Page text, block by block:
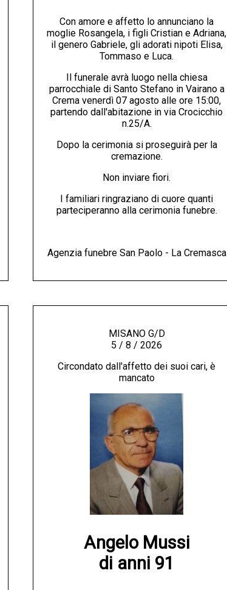
Con amore e affetto lo annunciano la
moglie Rosangela, i figli Cristian e Adriana,
il genero Gabriele, gli adorati nipoti Elisa,
Tommaso e Luca.
Il funerale avrà luogo nella chiesa
parrocchiale di Santo Stefano in Vairano a
Crema venerdì 07 agosto alle ore 15:00,
partendo dall'abitazione in via Crocicchio
n.25/A.
Dopo la cerimonia si proseguirà per la
cremazione.
Non inviare fiori.
I familiari ringraziano di cuore quanti
parteciperanno alla cerimonia funebre.
Agenzia funebre San Paolo - La Cremasca
MISANO G/D
5 / 8 / 2026
Circondato dall'affetto dei suoi cari, è
mancato
Angelo Mussi
di anni 91